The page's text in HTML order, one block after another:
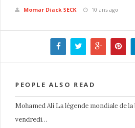
Momar Diack SECK 10 ans ago
PEOPLE ALSO READ
Mohamed Ali La légende mondiale de
vendredi…